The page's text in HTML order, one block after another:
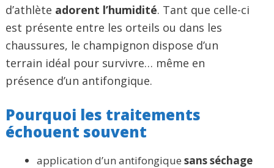
d’athlète adorent l’humidité. Tant que celle-ci
est présente entre les orteils ou dans les
chaussures, le champignon dispose d’un
terrain idéal pour survivre… même en
présence d’un antifongique.
Pourquoi les traitements
échouent souvent
application d’un antifongique sans séchage